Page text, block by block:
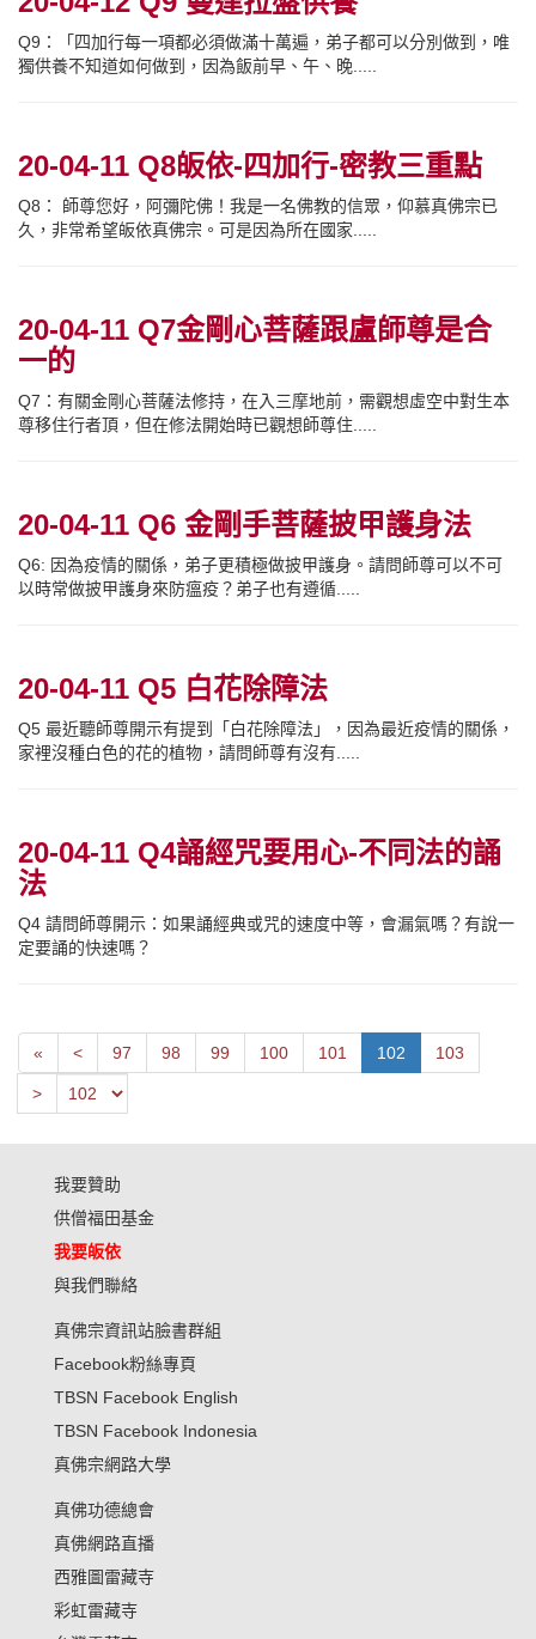
Q9：「四加行每一項都必須做滿十萬遍，弟子都可以分別做到，唯
獨供養不知道如何做到，因為飯前早、午、晚.....
20-04-11 Q8皈依-四加行-密教三重點
Q8： 師尊您好，阿彌陀佛！我是一名佛教的信眾，仰慕真佛宗已
久，非常希望皈依真佛宗。可是因為所在國家.....
20-04-11 Q7金剛心菩薩跟盧師尊是合
一的
Q7：有關金剛心菩薩法修持，在入三摩地前，需觀想虛空中對生本
尊移住行者頂，但在修法開始時已觀想師尊住.....
20-04-11 Q6 金剛手菩薩披甲護身法
Q6: 因為疫情的關係，弟子更積極做披甲護身。請問師尊可以不可
以時常做披甲護身來防瘟疫？弟子也有遵循.....
20-04-11 Q5 白花除障法
Q5 最近聽師尊開示有提到「白花除障法」，因為最近疫情的關係，
家裡沒種白色的花的植物，請問師尊有沒有.....
20-04-11 Q4誦經咒要用心-不同法的誦
法
Q4 請問師尊開示：如果誦經典或咒的速度中等，會漏氣嗎？有說一
定要誦的快速嗎？
« First<Next97 98 99 100 101 102 103
>Previous
我要贊助
供僧福田基金
我要皈依
與我們聯絡
真佛宗資訊站臉書群組
Facebook粉絲專頁
TBSN Facebook English
TBSN Facebook Indonesia
真佛宗網路大學
真佛功德總會
真佛網路直播
西雅圖雷藏寺
彩虹雷藏寺